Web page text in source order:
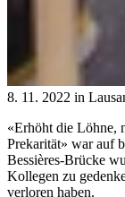
8. 11. 2022 in
«Erhöht die Löhne,
Prekarität» war auf
Bessières-Brücke
Kollegen zu
verloren haben.